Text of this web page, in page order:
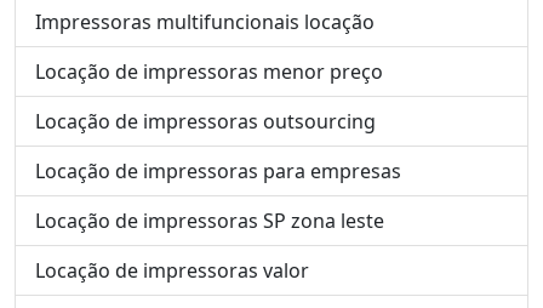
Impressoras multifuncionais locação
Locação de impressoras menor preço
Locação de impressoras outsourcing
Locação de impressoras para empresas
Locação de impressoras SP zona leste
Locação de impressoras valor